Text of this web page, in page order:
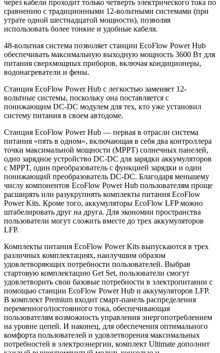
через кабели проходит только четверть электрического тока по
сравнению с традиционными 12-вольтными системами (при
утрате одной шестнадцатой мощности), позволяя
использовать более тонкие и удобные кабеля.
48-вольтная система позволяет станции EcoFlow Power Hub
обеспечивать максимальную выходную мощность 3600 Вт для
питания сверхмощных приборов, включая кондиционеры,
водонагреватели и фены.
Станция EcoFlow Power Hub с легкостью заменяет 12-
вольтные системы, поскольку она поставляется с
понижающим DC-DC модулем для тех, кто уже установил
систему питания в своем автодоме.
Станция EcoFlow Power Hub — первая в отрасли система
питания «пять в одном», включающая в себя два контроллера
точки максимальной мощности (MPPT) солнечных панелей,
одно зарядное устройство DC-DC для зарядки аккумуляторов
с MPPT, один преобразователь с функцией зарядки и один
понижающий преобразователь DC-DC. Благодаря меньшему
числу компонентов EcoFlow Power Hub пользователям проще
расширять или разукрупнять комплекты питания EcoFlow
Power Kits. Кроме того, аккумуляторы EcoFlow LFP можно
штабелировать друг на друга. Для экономии пространства
пользователи могут сложить вместе до трех аккумуляторов
LFP.
Комплекты питания EcoFlow Power Kits выпускаются в трех
различных комплектациях, наилучшим образом
удовлетворяющих потребности пользователей. Выбрав
стартовую комплектацию Get Set, пользователи смогут
удовлетворить свои базовые потребности в электропитании с
помощью станции EcoFlow Power Hub и аккумуляторов LFP.
В комплект Premium входит смарт-панель распределения
переменного/постоянного тока, обеспечивающая
пользователям возможность управления энергопотреблением
на уровне цепей. И наконец, для обеспечения оптимального
комфорта пользователей и удовлетворения максимальных
потребностей в электроэнергии, комплект Ultimate дополнит